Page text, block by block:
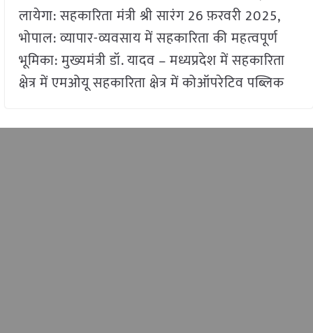
लायेगा: सहकारिता मंत्री श्री सारंग 26 फ़रवरी 2025,
भोपाल: व्यापार-व्यवसाय में सहकारिता की महत्वपूर्ण
भूमिका: मुख्यमंत्री डॉ. यादव – मध्यप्रदेश में सहकारिता
क्षेत्र में एमओयू सहकारिता क्षेत्र में कोऑपरेटिव पब्लिक